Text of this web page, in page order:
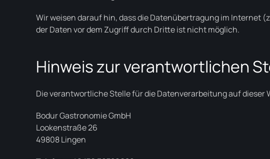
Wir weisen darauf hin, dass die Datenübertragung im Internet
der Daten vor dem Zugriff durch Dritte ist nicht möglich.
Hinweis zur verantwortlichen
Die verantwortliche Stelle für die Datenverarbeitung auf dieser
Bodur Gastronomie GmbH
Lookenstraße 26
49808 Lingen